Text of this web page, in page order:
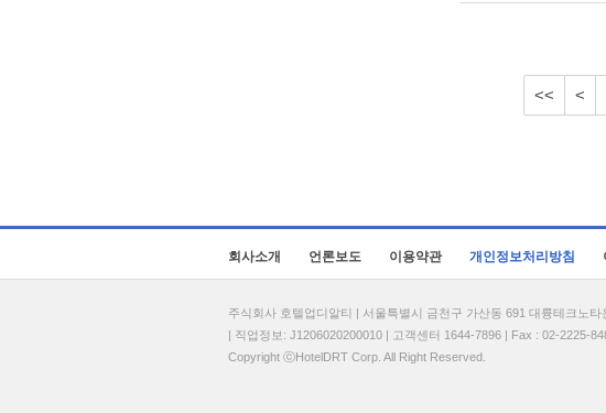
<< <
회사소개 언론보도 이용약관 개인정보처리방침
주식회사 호텔업디알티 | 서울특별시 금천구 가산동 691 대륭테크노
| 직업정보: J1206020200010 | 고객센터 1644-7896 | Fax : 02-2225-
Copyright ⓒHotelDRT Corp. All Right Reserved.